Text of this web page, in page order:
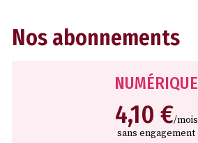
Nos abonnements
NUMÉRIQUE
4,10 €/mois
sans engagement